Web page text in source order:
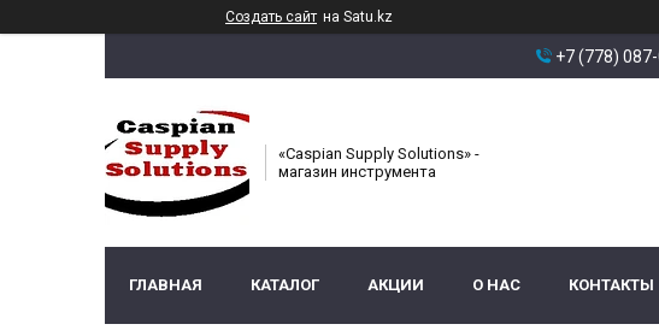
Создать сайт на Satu.kz
+7 (778)
«Caspian Supply Solutions» -
магазин инструмента
ГЛАВНАЯ КАТАЛОГ АКЦИИ О НАС КОНТАКТЫ